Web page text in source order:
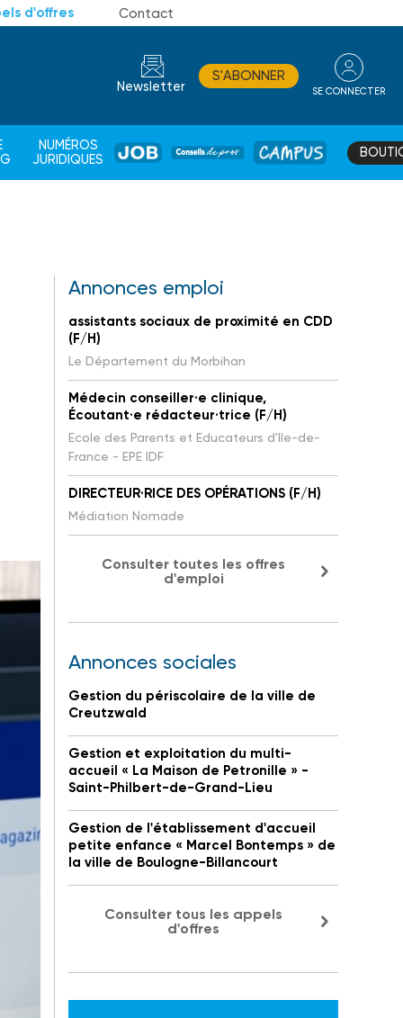
d'offres Contact
Newsletter
S'ABONNER
SE CONNECTER
NUMÉROS
JURIDIQUES
JOB
DE
CAMPUS
Annonces emploi
assistants sociaux de proximité en CDD
(F/H)
Le Département du Morbihan
Médecin conseiller·e clinique,
Écoutant·e rédacteur·trice (F/H)
Ecole des Parents et Educateurs d'Ile-de-
France - EPE IDF
DIRECTEUR·RICE DES OPÉRATIONS (F/H)
Médiation Nomade
Consulter toutes les offres
d'emploi
Annonces sociales
Gestion du périscolaire de la ville de
Creutzwald
Gestion et exploitation du multi-
accueil « La Maison de Petronille » -
Saint-Philbert-de-Grand-Lieu
Gestion de l'établissement d'accueil
petite enfance « Marcel Bontemps » de
la ville de Boulogne-Billancourt
Consulter tous les appels
d'offres